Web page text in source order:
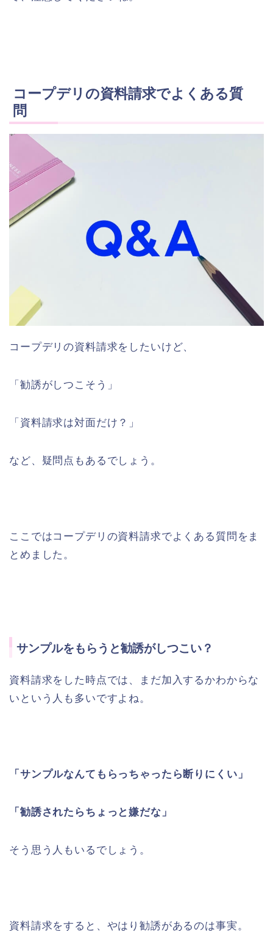
コープデリの資料請求でよくある質
問
コープデリの資料請求をしたいけど、
「勧誘がしつこそう」
「資料請求は対面だけ？」
など、疑問点もあるでしょう。
ここではコープデリの資料請求でよくある質問をま
とめました。
サンプルをもらうと勧誘がしつこい？
資料請求をした時点では、まだ加入するかわからな
いという人も多いですよね。
「サンプルなんてもらっちゃったら断りにくい」
「勧誘されたらちょっと嫌だな」
そう思う人もいるでしょう。
資料請求をすると、やはり勧誘があるのは事実。